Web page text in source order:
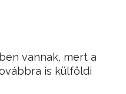
vannak, mert a
is külföldi